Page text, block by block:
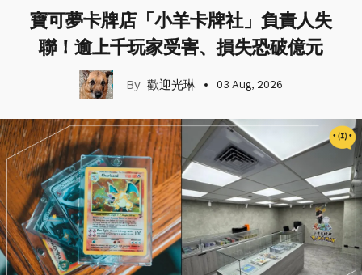
寶可夢卡牌店「小羊卡牌社」負責人失
聯！逾上千玩家受害、損失恐破億元
歡迎光琳 03 Aug, 2026